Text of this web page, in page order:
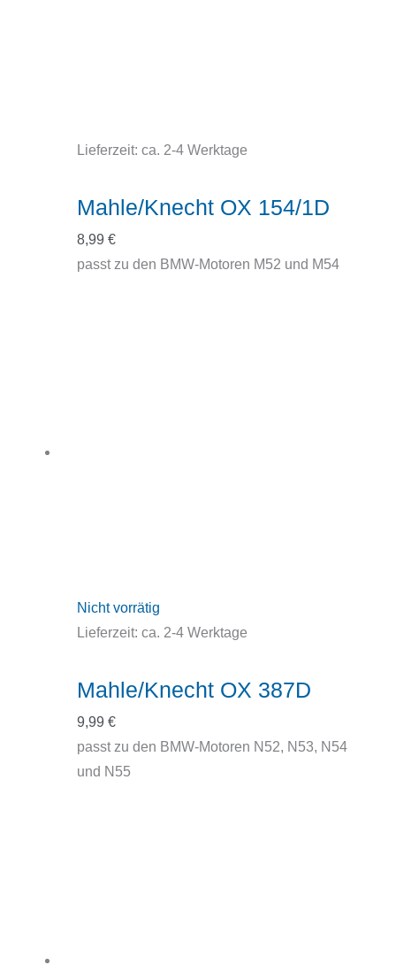
Lieferzeit: ca. 2-4 Werktage
Mahle/Knecht OX 154/1D
8,99 €
passt zu den BMW-Motoren M52 und M54
Nicht vorrätig
Lieferzeit: ca. 2-4 Werktage
Mahle/Knecht OX 387D
9,99 €
passt zu den BMW-Motoren N52, N53, N54
und N55